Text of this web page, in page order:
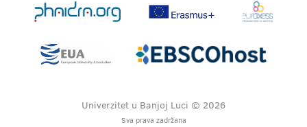
Univerzitet u Banjoj Luci © 2026
Sva prava zadržana